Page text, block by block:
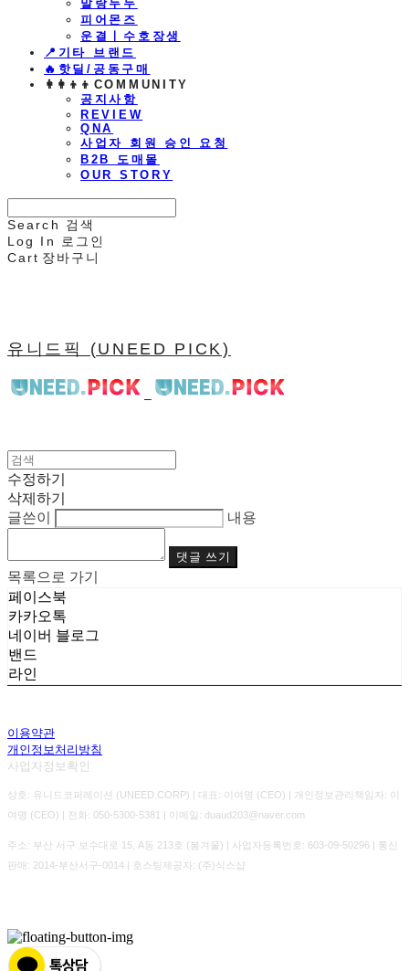
말랑두두
피어몬즈
운결ㅣ수호장생
📍기타 브랜드
🔥핫딜/공동구매
👩‍👩‍👦‍👦COMMUNITY
공지사항
REVIEW
QNA
사업자 회원 승인 요청
B2B 도매몰
OUR STORY
Search
검색
Log In
로그인
Cart 장바구니
유니드픽 (UNEED PICK)
수정하기
삭제하기
글쓴이
내용
댓글 쓰기
목록으로 가기
페이스북
카카오톡
네이버 블로그
밴드
라인
이용약관
개인정보처리방침
사업자정보확인
상호: 유니드코퍼레이션 (UNEED.CORP) | 대표: 이여명 (CEO) | 개인정보관리책임자: 이
여명 (CEO) | 전화: 050-5300-5381 | 이메일: duaud203@naver.com
주소: 부산 서구 보수대로 15, A동 213호 (봄겨울) | 사업자등록번호: 603-09-50296 | 통신
판매: 2014-부산서구-0014 | 호스팅제공자: (주)식스샵